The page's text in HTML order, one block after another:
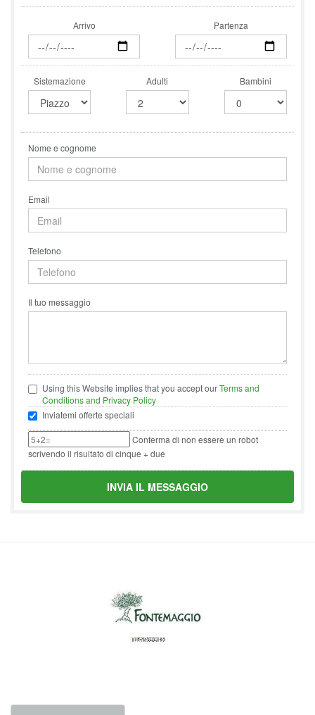
Arrivo Partenza
Sistemazione Adulti Bambini
Nome e cognome
Email
Telefono
Il tuo messaggio
Using this Website implies that you accept ourTerms and
Conditions and Privacy Policy
Inviatemi offerte speciali
Conferma di non essere un robot
scrivendo il risultato di cinque + due
INVIA IL MESSAGGIO